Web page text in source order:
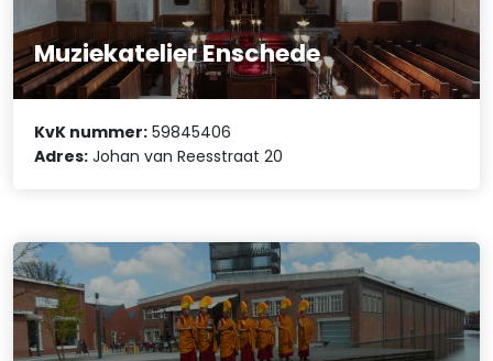
Muziekatelier Enschede
KvK nummer: 59845406
Adres: Johan van Reesstraat 20